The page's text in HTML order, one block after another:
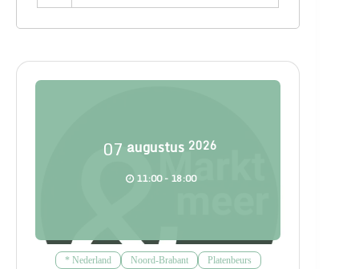
07 augustus 2026
11:00 - 18:00
* Nederland Noord-Brabant Platenbeurs